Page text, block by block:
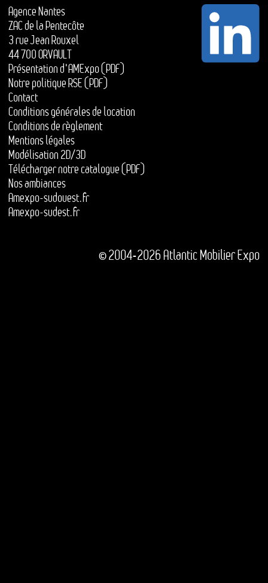
Agence Nantes
ZAC de la Pentecôte
3 rue Jean Rouxel
44 700 ORVAULT
Présentation d'AMExpo (PDF)
Notre politique RSE (PDF)
Contact
Conditions générales de location
Conditions de règlement
Mentions légales
Modélisation 2D/3D
Télécharger notre catalogue (PDF)
Nos ambiances
Amexpo-sudouest.fr
Amexpo-sudest.fr
© 2004-2026 Atlantic Mobilier Expo